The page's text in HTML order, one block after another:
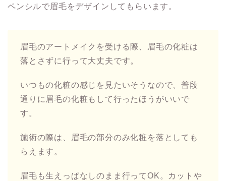
ペンシルで眉毛をデザインしてもらいます。
眉毛のアートメイクを受ける際、眉毛の化粧は
落とさずに行って大丈夫です。
いつもの化粧の感じを見たいそうなので、普段
通りに眉毛の化粧もして行ったほうがいいで
す。
施術の際は、眉毛の部分のみ化粧を落としても
らえます。
眉毛も生えっぱなしのまま行ってOK。カットや